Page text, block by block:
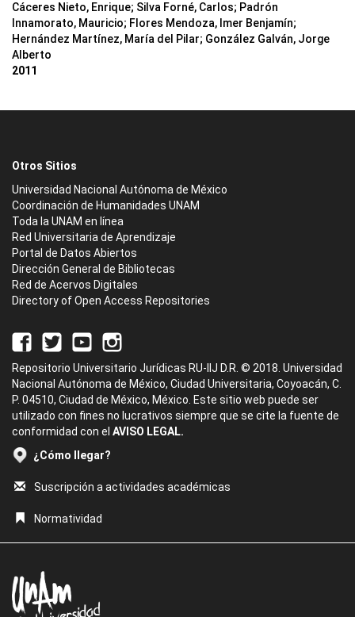
Cáceres Nieto, Enrique; Silva Forné, Carlos; Padrón
Innamorato, Mauricio; Flores Mendoza, Imer Benjamín;
Hernández Martínez, María del Pilar; González Galván, Jorge
Alberto
2011
Otros Sitios
Universidad Nacional Autónoma de México
Coordinación de Humanidades UNAM
Toda la UNAM en línea
Red Universitaria de Aprendizaje
Portal de Datos Abiertos
Dirección General de Bibliotecas
Red de Acervos Digitales
Directory of Open Access Repositories
Repositorio Universitario Jurídicas RU-IIJ D.R. © 2018. Universidad
Nacional Autónoma de México, Ciudad Universitaria, Coyoacán, C.
P. 04510, Ciudad de México, México. Este sitio web puede ser
utilizado con fines no lucrativos siempre que se cite la fuente de
conformidad con el AVISO LEGAL.
¿Cómo llegar?
Suscripción a actividades académicas
Normatividad